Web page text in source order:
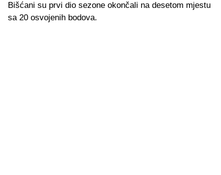
Bišćani su prvi dio sezone okončali na desetom mjestu
sa 20 osvojenih bodova.